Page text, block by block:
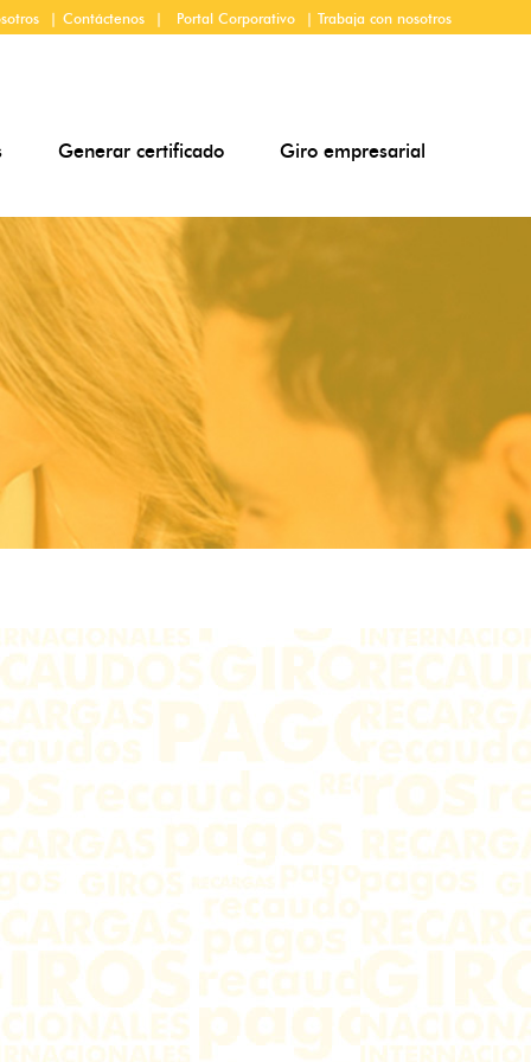
| Contáctenos | Portal Corporativo | Trabaja con nosotros
Generar certificado Giro empresarial